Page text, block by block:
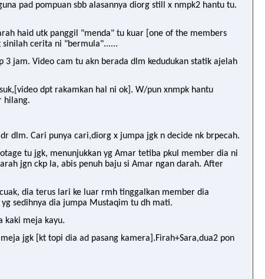
pad pompuan sbb alasannya diorg still x nmpk2 hantu tu.
haid utk panggil "menda" tu kuar [one of the members
sinilah cerita ni "bermula"......
jam. Video cam tu akn berada dlm kedudukan statik ajelah
dpt rakamkan hal ni ok]. W/pun xnmpk hantu
hilang.
dlm. Cari punya cari,diorg x jumpa jgk n decide nk brpecah.
tu jgk, menunjukkan yg Amar tetiba pkul member dia ni
jgn ckp la, abis penuh baju si Amar ngan darah. After
dia terus lari ke luar rmh tinggalkan member dia
sedihnya dia jumpa Mustaqim tu dh mati.
kaki meja kayu.
jgk [kt topi dia ad pasang kamera].Firah+Sara,dua2 pon